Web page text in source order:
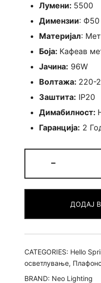
Лумени: 5500
Димензии: Ф50
Материјал:
Боја: Кафеав
Јачина: 96W
Волтажа: 220-
Заштита: IP20
Димабилност:
Гаранција: 2
-
ДОДАЈ
CATEGORIES: Hello
осветлување,
BRAND: Neo Lighting